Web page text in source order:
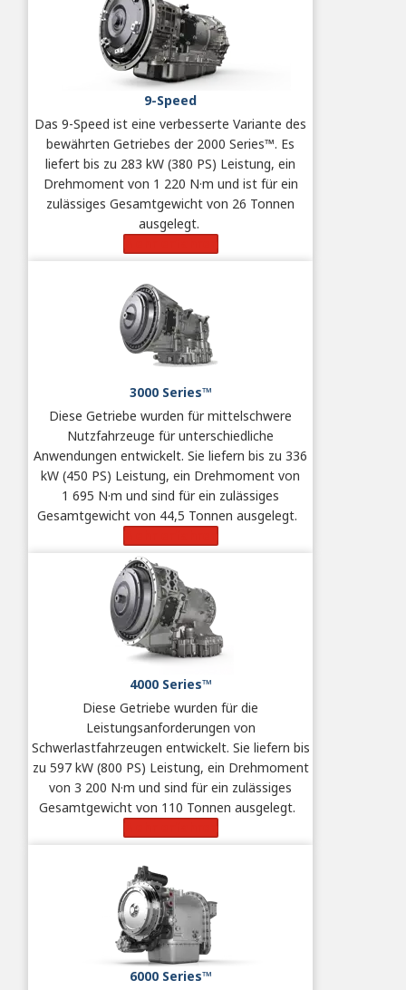
9-Speed
Das 9-Speed ist eine verbesserte Variante des
bewährten Getriebes der 2000 Series™. Es
liefert bis zu 283 kW (380 PS) Leistung, ein
Drehmoment von 1 220 N·m und ist für ein
zulässiges Gesamtgewicht von 26 Tonnen
ausgelegt.
3000 Series™
Diese Getriebe wurden für mittelschwere
Nutzfahrzeuge für unterschiedliche
Anwendungen entwickelt. Sie liefern bis zu 336
kW (450 PS) Leistung, ein Drehmoment von
1 695 N·m und sind für ein zulässiges
Gesamtgewicht von 44,5 Tonnen ausgelegt.
4000 Series™
Diese Getriebe wurden für die
Leistungsanforderungen von
Schwerlastfahrzeugen entwickelt. Sie liefern bis
zu 597 kW (800 PS) Leistung, ein Drehmoment
von 3 200 N·m und sind für ein zulässiges
Gesamtgewicht von 110 Tonnen ausgelegt.
6000 Series™